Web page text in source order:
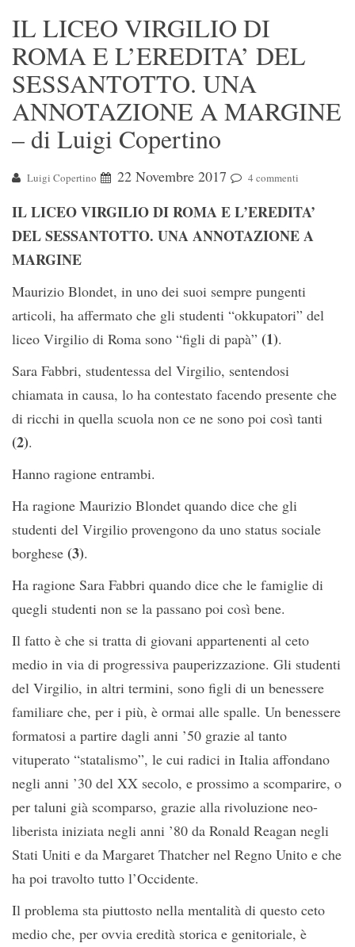
IL LICEO VIRGILIO DI
ROMA E L’EREDITA’ DEL
SESSANTOTTO. UNA
ANNOTAZIONE A MARGINE
– di Luigi Copertino
Luigi Copertino 22 Novembre 2017 4 commenti
IL LICEO VIRGILIO DI ROMA E L’EREDITA’
DEL SESSANTOTTO. UNA ANNOTAZIONE A
MARGINE
Maurizio Blondet, in uno dei suoi sempre pungenti
articoli, ha affermato che gli studenti “okkupatori” del
liceo Virgilio di Roma sono “figli di papà” (1).
Sara Fabbri, studentessa del Virgilio, sentendosi
chiamata in causa, lo ha contestato facendo presente che
di ricchi in quella scuola non ce ne sono poi così tanti
(2).
Hanno ragione entrambi.
Ha ragione Maurizio Blondet quando dice che gli
studenti del Virgilio provengono da uno status sociale
borghese (3).
Ha ragione Sara Fabbri quando dice che le famiglie di
quegli studenti non se la passano poi così bene.
Il fatto è che si tratta di giovani appartenenti al ceto
medio in via di progressiva pauperizzazione. Gli studenti
del Virgilio, in altri termini, sono figli di un benessere
familiare che, per i più, è ormai alle spalle. Un benessere
formatosi a partire dagli anni ’50 grazie al tanto
vituperato “statalismo”, le cui radici in Italia affondano
negli anni ’30 del XX secolo, e prossimo a scomparire, o
per taluni già scomparso, grazie alla rivoluzione neo-
liberista iniziata negli anni ’80 da Ronald Reagan negli
Stati Uniti e da Margaret Thatcher nel Regno Unito e che
ha poi travolto tutto l’Occidente.
Il problema sta piuttosto nella mentalità di questo ceto
medio che, per ovvia eredità storica e genitoriale, è